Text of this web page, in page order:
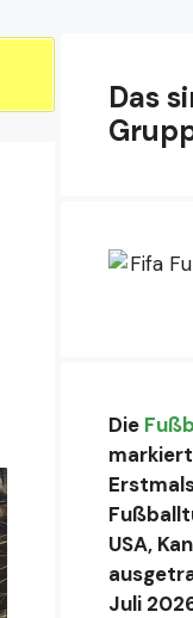
Das
Die
USA,
Juli